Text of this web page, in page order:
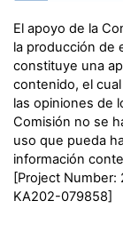
El apoyo de la
la producción de
constituye una
contenido, el
las opiniones de
Comisión no se
uso que pueda
información
[Project Number:
KA202-079858]